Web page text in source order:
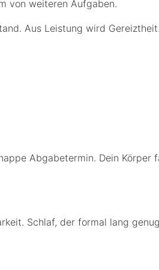
von weiteren Aufgaben.
Aus Leistung wird
Abgabetermin. Dein Körper
Schlaf, der formal lang